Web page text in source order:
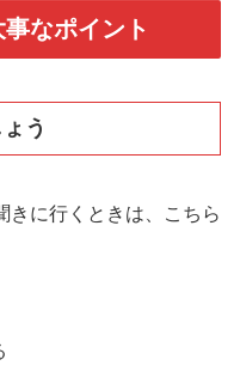
なポイント
う
きに行くときは、こちら